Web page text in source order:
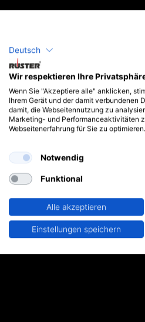
Erhöhte konstruktive
Nur zugelassene
europäischen und internationalen
Deutsch
Wir respektieren Ihre
Wenn Sie "Akzeptiere alle" anklicken,
Ihrem Gerät und der damit verbundenen
damit, die Webseitennutzung zu
Marketing- und Performanceaktivitäten
Webseitenerfahrung für Sie zu optimieren.
Notwendig
Funktional
Alle akzeptieren
Einstellungen speichern